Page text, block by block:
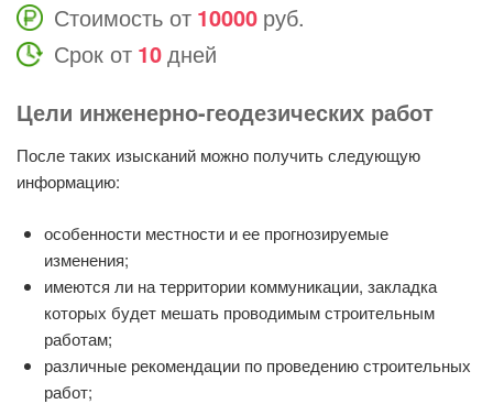
Стоимость от 10000 руб.
Срок от 10дней
Цели инженерно-геодезических работ
После таких изысканий можно получить следующую
информацию:
особенности местности и ее прогнозируемые
изменения;
имеются ли на территории коммуникации, закладка
которых будет мешать проводимым строительным
работам;
различные рекомендации по проведению строительных
работ;